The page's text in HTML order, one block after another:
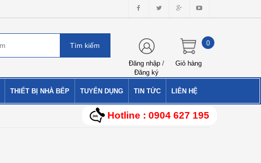
Đăng nhập /
Đăng ký
Giỏ hàng
0
THIẾT BỊ NHÀ BẾP TUYỂN DỤNG TIN TỨC LIÊN HỆ
Hotline : 0904 627 195